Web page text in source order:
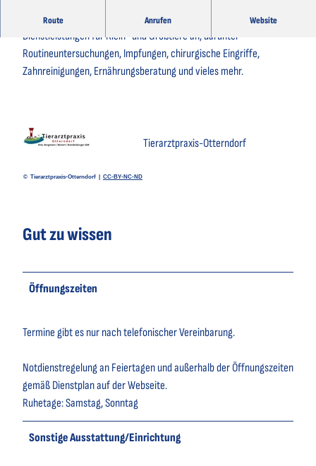
Route Anrufen Website
Die Tierarztpraxis Otterndorf bietet eine Vielzahl von
Dienstleistungen für Klein- und Großtiere an, darunter
Routineuntersuchungen, Impfungen, chirurgische Eingriffe,
Zahnreinigungen, Ernährungsberatung und vieles mehr.
© Tierarztpraxis-Otterndorf | CC-BY-NC-ND
Tierarztpraxis-Otterndorf
Gut zu wissen
Öffnungszeiten
Termine gibt es nur nach telefonischer Vereinbarung.
Notdienstregelung an Feiertagen und außerhalb der Öffnungszeiten
gemäß Dienstplan auf der Webseite.
Ruhetage: Samstag, Sonntag
Sonstige Ausstattung/Einrichtung